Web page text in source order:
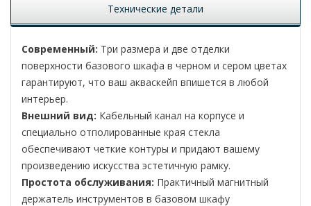
Технические детали
Современный: Три размера и две отделки
поверхности базового шкафа в черном и сером цветах
гарантируют, что ваш акваскейп впишется в любой
интерьер.
Внешний вид: Кабельный канал на корпусе и
специально отполированные края стекла
обеспечивают четкие контуры и придают вашему
произведению искусства эстетичную рамку.
Простота обслуживания: Практичный магнитный
держатель инструментов в базовом шкафу